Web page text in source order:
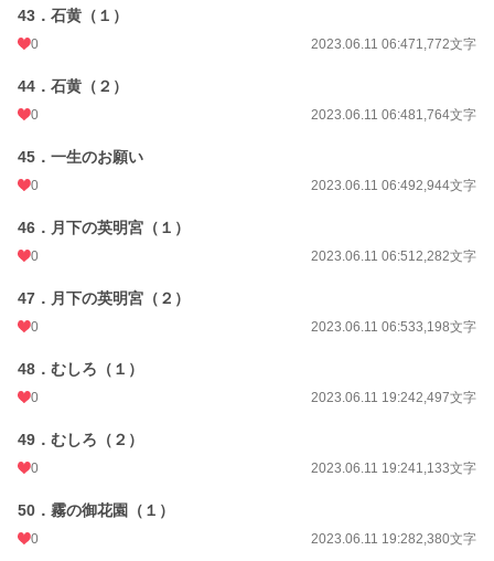
43．石黄（１）
0 2023.06.11 06:471,772文字
44．石黄（２）
0 2023.06.11 06:481,764文字
45．一生のお願い
0 2023.06.11 06:492,944文字
46．月下の英明宮（１）
0 2023.06.11 06:512,282文字
47．月下の英明宮（２）
0 2023.06.11 06:533,198文字
48．むしろ（１）
0 2023.06.11 19:242,497文字
49．むしろ（２）
0 2023.06.11 19:241,133文字
50．霧の御花園（１）
0 2023.06.11 19:282,380文字